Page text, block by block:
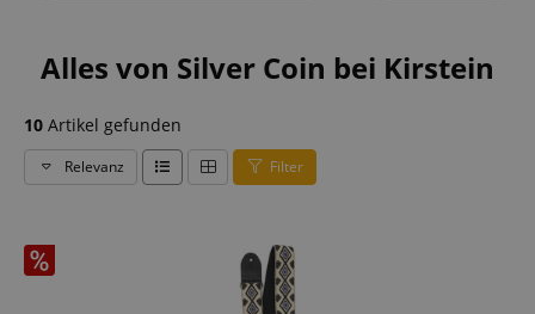
Alles von Silver Coin bei Kirstein
10 Artikel gefunden
Relevanz Filter